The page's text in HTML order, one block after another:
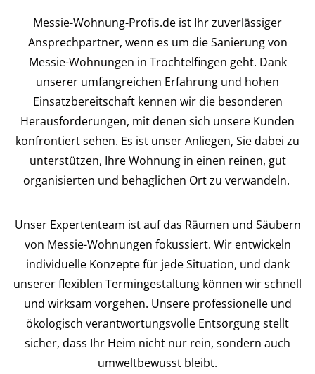
Messie-Wohnung-Profis.de ist Ihr zuverlässiger
Ansprechpartner, wenn es um die Sanierung von
Messie-Wohnungen in Trochtelfingen geht. Dank
unserer umfangreichen Erfahrung und hohen
Einsatzbereitschaft kennen wir die besonderen
Herausforderungen, mit denen sich unsere Kunden
konfrontiert sehen. Es ist unser Anliegen, Sie dabei zu
unterstützen, Ihre Wohnung in einen reinen, gut
organisierten und behaglichen Ort zu verwandeln.
Unser Expertenteam ist auf das Räumen und Säubern
von Messie-Wohnungen fokussiert. Wir entwickeln
individuelle Konzepte für jede Situation, und dank
unserer flexiblen Termingestaltung können wir schnell
und wirksam vorgehen. Unsere professionelle und
ökologisch verantwortungsvolle Entsorgung stellt
sicher, dass Ihr Heim nicht nur rein, sondern auch
umweltbewusst bleibt.